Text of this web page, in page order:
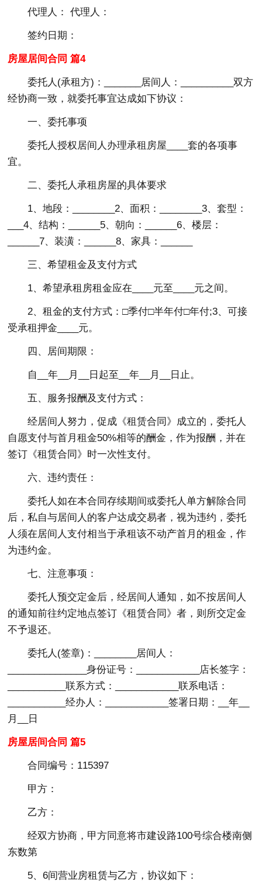
代理人： 代理人：
签约日期：
房屋居间合同 篇4
委托人(承租方)：_______居间人：__________双方
经协商一致，就委托事宜达成如下协议：
一、委托事项
委托人授权居间人办理承租房屋____套的各项事
宜。
二、委托人承租房屋的具体要求
1、地段：________2、面积：________3、套型：
___4、结构：______5、朝向：______6、楼层：
______7、装潢：______8、家具：______
三、希望租金及支付方式
1、希望承租房租金应在____元至____元之间。
2、租金的支付方式：□季付□半年付□年付;3、可接
受承租押金____元。
四、居间期限：
自__年__月__日起至__年__月__日止。
五、服务报酬及支付方式：
经居间人努力，促成《租赁合同》成立的，委托人
自愿支付与首月租金50%相等的酬金，作为报酬，并在
签订《租赁合同》时一次性支付。
六、违约责任：
委托人如在本合同存续期间或委托人单方解除合同
后，私自与居间人的客户达成交易者，视为违约，委托
人须在居间人支付相当于承租该不动产首月的租金，作
为违约金。
七、注意事项：
委托人预交定金后，经居间人通知，如不按居间人
的通知前往约定地点签订《租赁合同》者，则所交定金
不予退还。
委托人(签章)：________居间人：
_______________身份证号：____________店长签字：
___________联系方式：____________联系电话：
___________经办人：____________签署日期：__年__
月__日
房屋居间合同 篇5
合同编号：115397
甲方：
乙方：
经双方协商，甲方同意将市建设路100号综合楼南侧
东数第
5、6间营业房租赁与乙方，协议如下：